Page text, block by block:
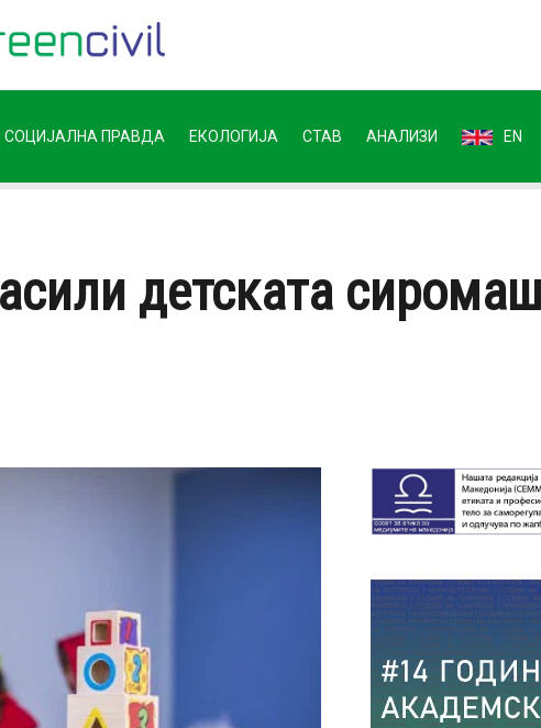
СОЦИЈАЛНА ПРАВДА ЕКОЛОГИЈА СТАВ АНАЛИЗИ EN
детската